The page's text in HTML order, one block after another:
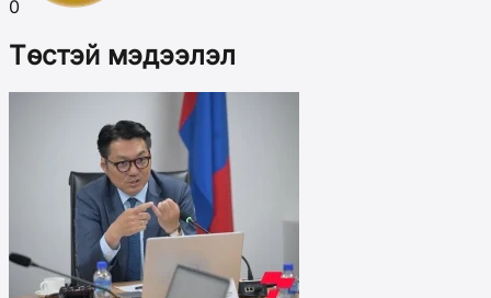
0
Төстэй мэдээлэл